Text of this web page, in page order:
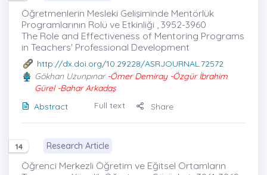
Öğretmenlerin Mesleki Gelişiminde Mentörlük
Programlarının Rolü ve Etkinliği , 3952-3960
The Role and Effectiveness of Mentoring Programs
in Teachers' Professional Development
http://dx.doi.org/10.29228/ASRJOURNAL.72572
Gökhan Uzunpınar-Ömer Demiray -Özgür İbrahim
Gürel -Bahar Arkadaş
Abstract
Full text Share
14 Research Article
Öğrenci Merkezli Öğretim ve Eğitsel Ortamların